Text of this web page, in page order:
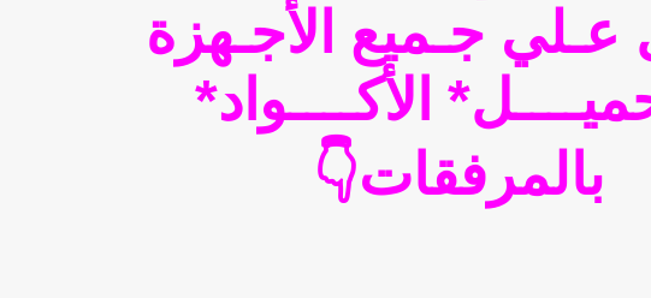
عـلي جـميع الأجـهزة
الأكــــواد*
بالمرفقات👇